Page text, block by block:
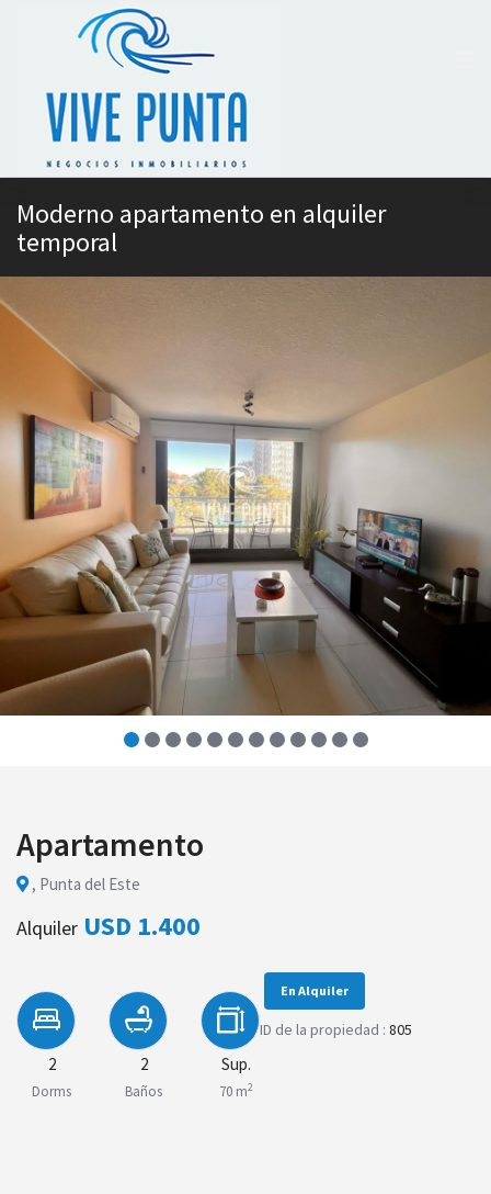
Moderno apartamento en alquiler
temporal
Apartamento
, Punta del Este
Alquiler USD 1.400
2
Dorms
2
Baños
Sup.
70 m2
En Alquiler
ID de la propiedad : 805